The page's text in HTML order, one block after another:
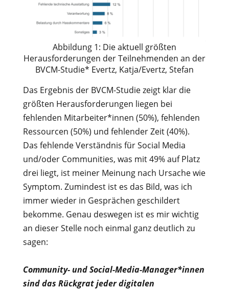
Abbildung 1: Die aktuell größten
Herausforderungen der Teilnehmenden an der
BVCM-Studie* Evertz, Katja/Evertz, Stefan
Das Ergebnis der BVCM-Studie zeigt klar die
größten Herausforderungen liegen bei
fehlenden Mitarbeiter*innen (50%), fehlenden
Ressourcen (50%) und fehlender Zeit (40%).
Das fehlende Verständnis für Social Media
und/oder Communities, was mit 49% auf Platz
drei liegt, ist meiner Meinung nach Ursache wie
Symptom. Zumindest ist es das Bild, was ich
immer wieder in Gesprächen geschildert
bekomme. Genau deswegen ist es mir wichtig
an dieser Stelle noch einmal ganz deutlich zu
sagen:
Community- und Social-Media-Manager*innen
sind das Rückgrat jeder digitalen